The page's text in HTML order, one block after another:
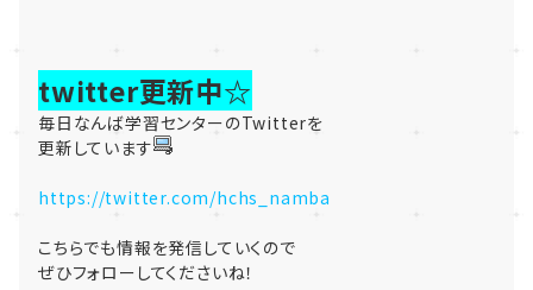
twitter更新中☆
毎日なんば学習センターのTwitterを
更新しています
https://twitter.com/hchs_namba
こちらでも情報を発信していくので
ぜひフォローしてくださいね！